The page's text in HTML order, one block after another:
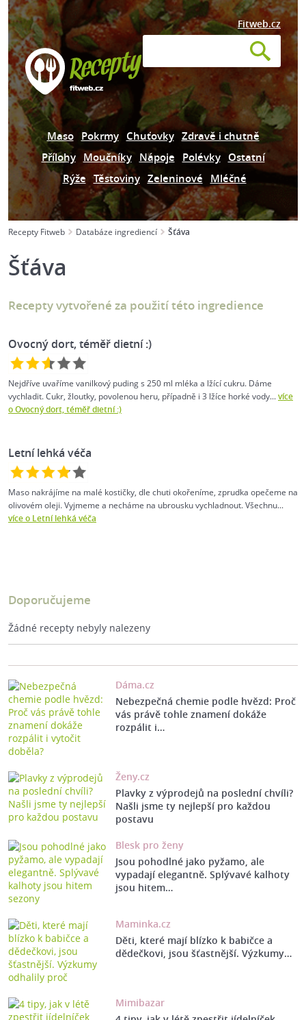
Fitweb.cz
Maso Pokrmy Chuťovky Zdravě i chutně
Přílohy Moučníky Nápoje Polévky Ostatní
Rýže Těstoviny Zeleninové Mléčné
Recepty Fitweb Databáze ingrediencí Šťáva
Šťáva
Recepty vytvořené za použití této ingredience
Ovocný dort, téměř dietní :)
Nejdříve uvaříme vanilkový puding s 250 ml mléka a lžící cukru. Dáme
vychladit. Cukr, žloutky, povolenou heru, případně i 3 lžíce horké vody...více
o Ovocný dort, téměř dietní :)
Letní lehká véča
Maso nakrájíme na malé kostičky, dle chuti okořeníme, zprudka opečeme na
olivovém oleji. Vyjmeme a necháme na ubrousku vychladnout. Všechnu...
více o Letní lehká véča
Doporučujeme
Žádné recepty nebyly nalezeny
Dáma.cz
Nebezpečná chemie podle hvězd: Proč
vás právě tohle znamení dokáže
rozpálit i…
Ženy.cz
Plavky z výprodejů na poslední chvíli?
Našli jsme ty nejlepší pro každou
postavu
Blesk pro ženy
Jsou pohodlné jako pyžamo, ale
vypadají elegantně. Splývavé kalhoty
jsou hitem…
Maminka.cz
Děti, které mají blízko k babičce a
dědečkovi, jsou šťastnější. Výzkumy…
Mimibazar